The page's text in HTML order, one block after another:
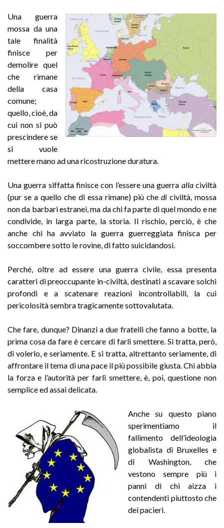
Una guerra
mossa da una
tale finalità
finisce per
demolire quel
che rimane
della casa
comune;
quello, cioè, da
cui non si può
prescindere se
si vuole
mettere mano ad una ricostruzione duratura.
Una guerra siffatta finisce con l’essere una guerra allaciviltà
(pur se a quello che di essa rimane) più che di civiltà, mossa
non da barbari estranei, ma da chi fa parte di quel mondo e ne
condivide, in larga parte, la storia. Il rischio, perciò, è che
anche chi ha avviato la guerra guerreggiata finisca per
soccombere sotto le rovine, di fatto suicidandosi.
Perché, oltre ad essere una guerra civile, essa presenta
caratteri di preoccupante in-civiltà, destinati a scavare solchi
profondi e a scatenare reazioni incontrollabili, la cui
pericolosità sembra tragicamente sottovalutata.
Che fare, dunque? Dinanzi a due fratelli che fanno a botte, la
prima cosa da fare è cercare di farli smettere. Si tratta, però,
di volerlo, e seriamente. E si tratta, altrettanto seriamente, di
affrontare il tema di una pace il più possibile giusta. Chi abbia
la forza e l’autorità per farli smettere, è, poi, questione non
semplice ed assai delicata.
Anche su questo piano
sperimentiamo il
fallimento dell’ideologia
globalista di Bruxelles e
di Washington, che
vestono sempre più i
panni di chi aizza i
contendenti piuttosto che
dei pacieri.